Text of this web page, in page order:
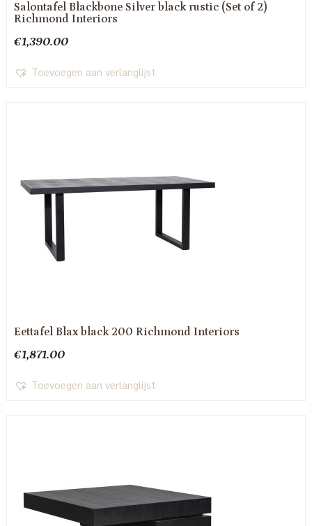
Salontafel Blackbone Silver black rustic (Set of 2)
Richmond Interiors
€1,390.00
Toevoegen aan verlanglijst
Eettafel Blax black 200 Richmond Interiors
€1,871.00
Toevoegen aan verlanglijst